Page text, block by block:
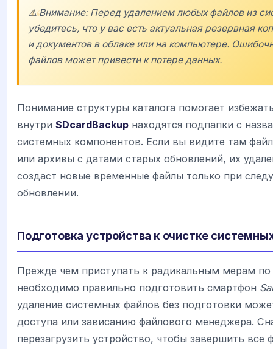
⚠️ Внимание: Перед удалением любых файлов из
убедитесь, что у вас есть актуальная резервная
и документов в облаке или на компьютере.
файлов может привести к потере данных.
Понимание структуры каталога помогает
внутри SDcardBackup находятся подпапки с
системных компонентов. Если вы видите там
или архивы с датами старых обновлений, их
создаст новые временные файлы только при
обновлении.
Подготовка устройства к очистке
Прежде чем приступать к радикальным мерам
необходимо правильно подготовить смартфон
удаление системных файлов без подготовки
доступа или зависанию файлового менеджера.
перезагрузить устройство, чтобы завершить